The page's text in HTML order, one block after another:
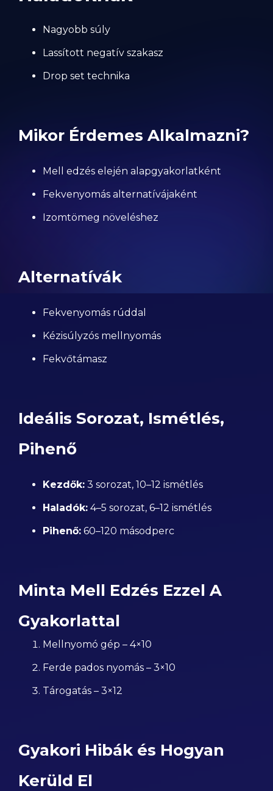
Nagyobb súly
Lassított negatív szakasz
Drop set technika
Mikor Érdemes Alkalmazni?
Mell edzés elején alapgyakorlatként
Fekvenyomás alternatívájaként
Izomtömeg növeléshez
Alternatívák
Fekvenyomás rúddal
Kézisúlyzós mellnyomás
Fekvőtámasz
Ideális Sorozat, Ismétlés,
Pihenő
Kezdők: 3 sorozat, 10–12 ismétlés
Haladók: 4–5 sorozat, 6–12 ismétlés
Pihenő: 60–120 másodperc
Minta Mell Edzés Ezzel A
Gyakorlattal
Mellnyomó gép – 4×10
Ferde pados nyomás – 3×10
Tárogatás – 3×12
Gyakori Hibák és Hogyan
Kerüld El